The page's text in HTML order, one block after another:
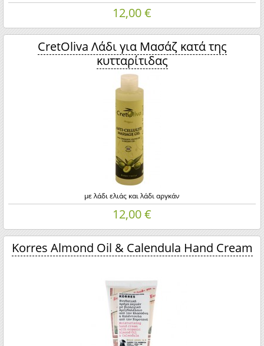
12,00 €
CretOliva Λάδι για Μασάζ κατά της
κυτταρίτιδας
με λάδι ελιάς και λάδι αργκάν
12,00 €
Korres Almond Oil & Calendula Hand Cream